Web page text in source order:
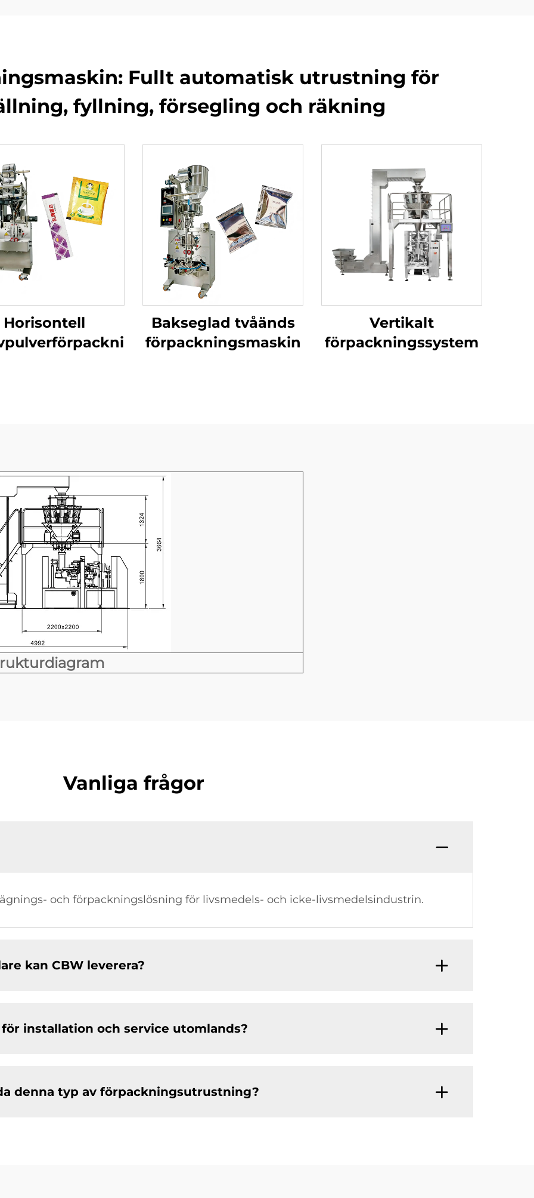
Fullt automatisk utrustning för
fyllning, försegling och räkning
Horisontell
Bakseglad tvåänds
förpackningsmaskin
Vertikalt
förpackningssystem
Vanliga frågor
och förpackningslösning för livsmedels- och icke-livsmedelsindustrin.
kan CBW leverera?
installation och service utomlands?
denna typ av förpackningsutrustning?